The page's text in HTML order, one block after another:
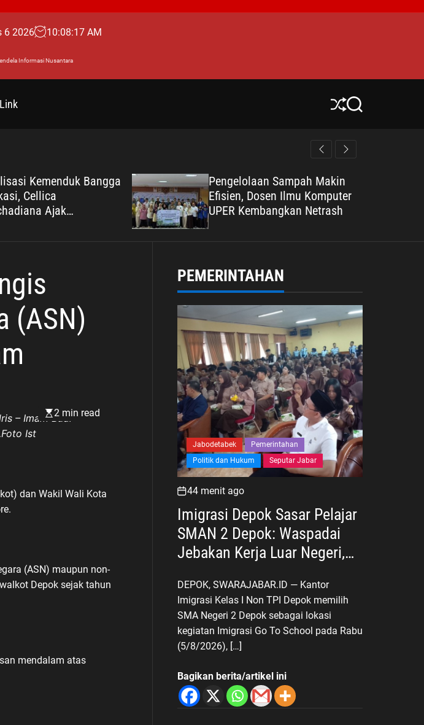
6 2026 10:08:18 AM
Informasi Nusantara
S
S
r
Kemenduk Bangga
Cellica
Ajak
Cegah Stunting
Pengelolaan Sampah Makin
Efisien, Dosen Ilmu Komputer
UPER Kembangkan Netrash
(ASN)
2 min read
– Imam Budi
Ist
dan Wakil Wali Kota
(ASN) maupun non-
Depok sejak tahun
mendalam atas
PEMERINTAHAN
Jabodetabek
Pemerintahan
Politik dan Hukum
Seputar Jabar
44 menit ago
Imigrasi Depok Sasar Pelajar
SMAN 2 Depok: Waspadai
Jebakan Kerja Luar Negeri,
Depan
DEPOK, SWARAJABAR.ID — Kantor
Imigrasi Kelas I Non TPI Depok memilih
SMA Negeri 2 Depok sebagai lokasi
kegiatan Imigrasi Go To School pada Rabu
(5/8/2026), […]
Bagikan berita/artikel ini